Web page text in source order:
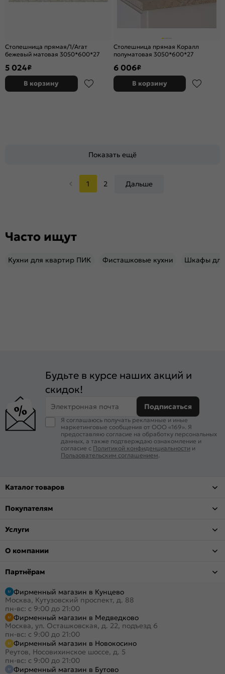
Столешница прямая/1/Агат
бежевый матовая 3050*600*27
5 024₽
В корзину
Столешница прямая Коралл
полуматовая 3050*600*27
6 006₽
В корзину
Показать ещё
1 2 Дальше
Часто ищут
Кухни для квартир ПИК Фисташковые кухни Шкафы для
Будьте в курсе наших акций и
скидок!
Электронная почта Подписаться
Я соглашаюсь получать рекламные и иные
маркетинговые сообщения от ООО «169». Я
предоставляю согласие на обработку персональных
данных, а также подтверждаю ознакомление и
согласие с Политикой конфиденциальности и
Пользовательским соглашением.
Каталог товаров
Покупателям
Услуги
О компании
Партнёрам
Фирменный магазин в Кунцево
Москва, Кутузовский проспект, д. 88
пн-вс: с 9:00 до 21:00
Фирменный магазин в Медведково
Москва, ул. Осташковская, д. 22, подъезд 6
пн-вс: с 9:00 до 21:00
Фирменный магазин в Новокосино
Реутов, Носовихинское шоссе, д. 5
пн-вс: с 9:00 до 21:00
Фирменный магазин в Бутово